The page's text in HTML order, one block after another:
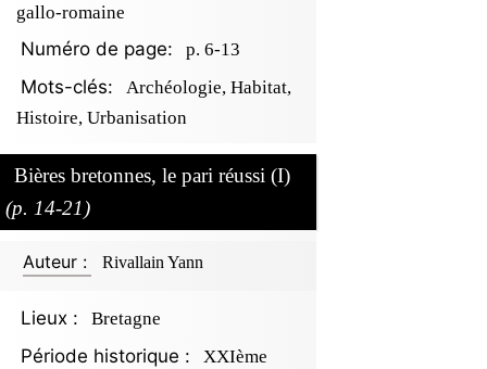
gallo-romaine
Numéro de page: p. 6-13
Mots-clés:
Archéologie, Habitat,
Histoire, Urbanisation
Bières bretonnes, le pari réussi (I)
(p. 14-21)
Auteur : Rivallain Yann
Lieux : Bretagne
Période historique :
XXIème